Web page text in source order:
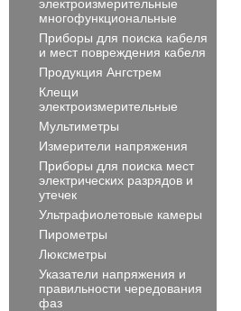
электроизмерительные
многофункциональные
Приборы для поиска кабеля
и мест повреждения кабеля
Продукция Ангстрем
Клещи
электроизмерительные
Мультиметры
Измерители напряжения
Приборы для поиска мест
электрических разрядов и
утечек
Ультрафиолетовые камеры
Пирометры
Люксметры
Указатели напряжения и
правильности чередования
фаз